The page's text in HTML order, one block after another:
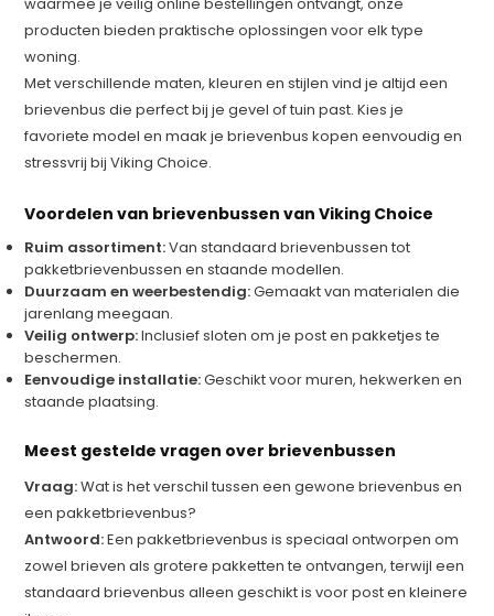
producten bieden praktische oplossingen voor elk type
woning.
Met verschillende maten, kleuren en stijlen vind je altijd een
brievenbus die perfect bij je gevel of tuin past. Kies je
favoriete model en maak je brievenbus kopen eenvoudig en
stressvrij bij Viking Choice.
Voordelen van brievenbussen van Viking Choice
Ruim assortiment:Van standaard brievenbussen tot
pakketbrievenbussen en staande modellen.
Duurzaam en weerbestendig:Gemaakt van materialen die
jarenlang meegaan.
Veilig ontwerp:Inclusief sloten om je post en pakketjes te
beschermen.
Eenvoudige installatie:Geschikt voor muren, hekwerken en
staande plaatsing.
Meest gestelde vragen over brievenbussen
Vraag:Wat is het verschil tussen een gewone brievenbus en
een pakketbrievenbus?
Antwoord:Een pakketbrievenbus is speciaal ontworpen om
zowel brieven als grotere pakketten te ontvangen, terwijl een
standaard brievenbus alleen geschikt is voor post en kleinere